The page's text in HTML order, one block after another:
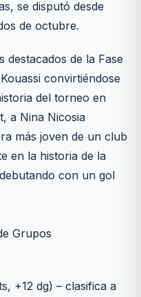
se disputó desde
de octubre.
destacados de la Fase
convirtiéndose
del torneo en
a Nina Nicosia
más joven de un club
en la historia de la
con un gol
Grupos
+12 dg) – clasifica a